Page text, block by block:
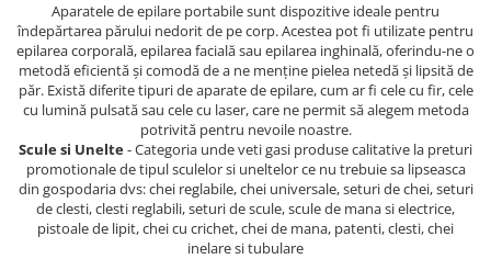
Aparatele de epilare portabile sunt dispozitive ideale pentru
îndepărtarea părului nedorit de pe corp. Acestea pot fi utilizate pentru
epilarea corporală, epilarea facială sau epilarea inghinală, oferindu-ne o
metodă eficientă și comodă de a ne menține pielea netedă și lipsită de
păr. Există diferite tipuri de aparate de epilare, cum ar fi cele cu fir, cele
cu lumină pulsată sau cele cu laser, care ne permit să alegem metoda
potrivită pentru nevoile noastre.
Scule si Unelte- Categoria unde veti gasi produse calitative la preturi
promotionale de tipul sculelor si uneltelor ce nu trebuie sa lipseasca
din gospodaria dvs: chei reglabile, chei universale, seturi de chei, seturi
de clesti, clesti reglabili, seturi de scule, scule de mana si electrice,
pistoale de lipit, chei cu crichet, chei de mana, patenti, clesti, chei
inelare si tubulare